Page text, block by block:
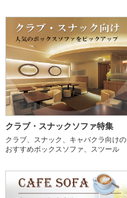
クラブ・スナックソファ特集
クラブ、スナック、キャバクラ向けの
おすすめボックスソファ、スツール